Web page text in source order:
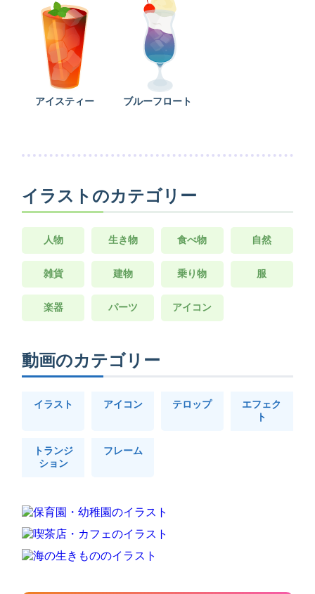
アイスティー ブルーフロート
イラストのカテゴリー
人物 生き物 食べ物 自然
雑貨 建物 乗り物 服
楽器 パーツ アイコン
動画のカテゴリー
イラスト アイコン テロップ
エフェク
ト
トランジ
ション
フレーム